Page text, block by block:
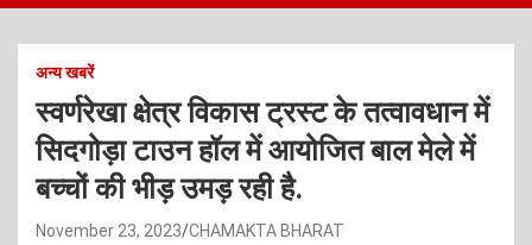
अन्य खबरें
स्वर्णरेखा क्षेत्र विकास ट्रस्ट के तत्वावधान में
सिदगोड़ा टाउन हॉल में आयोजित बाल मेले में
बच्चों की भीड़ उमड़ रही है.
November 23, 2023 CHAMAKTA BHARAT